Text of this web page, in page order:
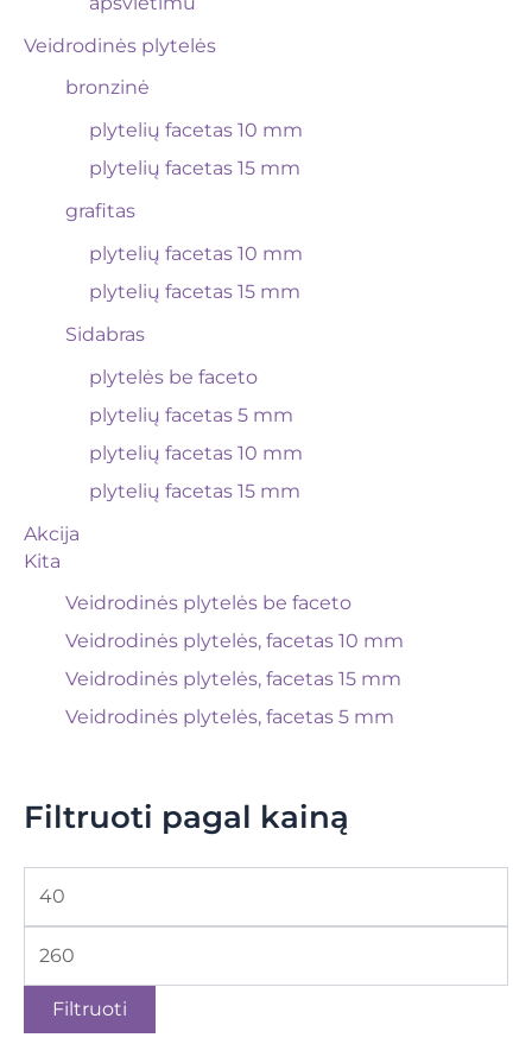
Veidrodinės plytelės
bronzinė
plytelių facetas 10 mm
plytelių facetas 15 mm
grafitas
plytelių facetas 10 mm
plytelių facetas 15 mm
Sidabras
plytelės be faceto
plytelių facetas 5 mm
plytelių facetas 10 mm
plytelių facetas 15 mm
Akcija
Kita
Veidrodinės plytelės be faceto
Veidrodinės plytelės, facetas 10 mm
Veidrodinės plytelės, facetas 15 mm
Veidrodinės plytelės, facetas 5 mm
Filtruoti pagal kainą
Filtruoti